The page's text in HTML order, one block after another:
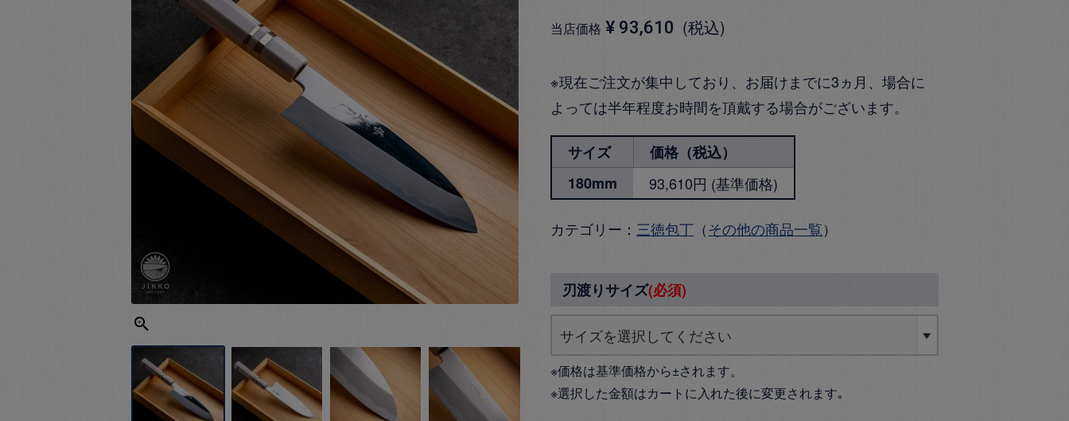
当店価格 ¥ 93,610 税込
※現在ご注文が集中しており、お届けまでに3ヵ月、場合に
よっては半年程度お時間を頂戴する場合がございます。
サイズ
価格（税込）
180mm
93,610円 (基準価格)
カテゴリー： 三徳包丁 （その他の商品一覧）
刃渡りサイズ(必須)
※価格は基準価格から±されます。
※選択した金額はカートに入れた後に変更されます｡